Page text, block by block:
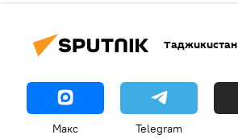
Таджикистан
Макс Telegram